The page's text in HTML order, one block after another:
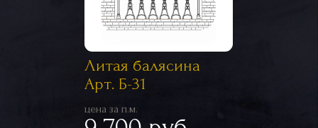
Литая балясина
Арт. Б-31
цена за п.м.